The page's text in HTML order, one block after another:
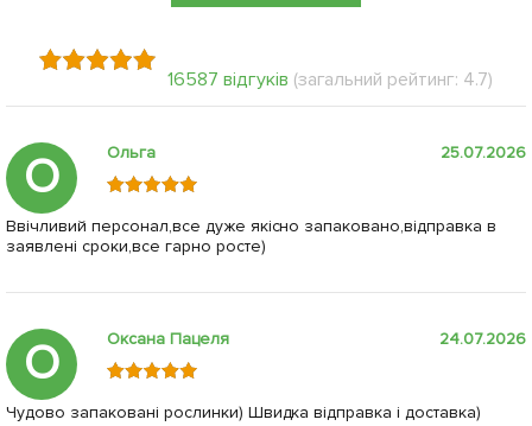
16587 відгуків (загальний рейтинг: 4.7)
О Ольга 25.07.2026
Ввічливий персонал,все дуже якісно запаковано,відправка в
заявлені сроки,все гарно росте)
О Оксана Пацеля 24.07.2026
Чудово запаковані рослинки) Швидка відправка і доставка)